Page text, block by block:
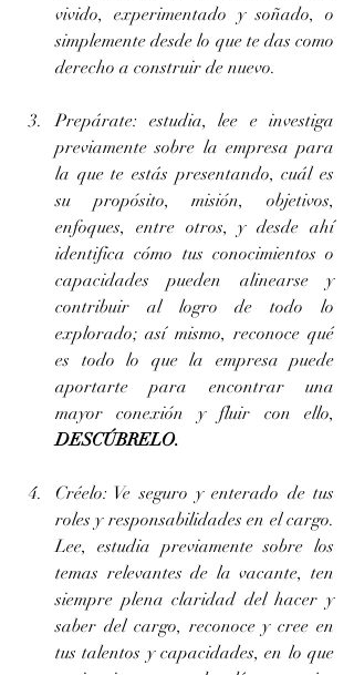
vivido, experimentado y soñado, o
simplemente desde lo que te das como
derecho a construir de nuevo.
Prepárate: estudia, lee e investiga
previamente sobre la empresa para
la que te estás presentando, cuál es
su propósito, misión, objetivos,
enfoques, entre otros, y desde ahí
identifica cómo tus conocimientos o
capacidades pueden alinearse y
contribuir al logro de todo lo
explorado; así mismo, reconoce qué
es todo lo que la empresa puede
aportarte para encontrar una
DESCÚBRELO.
Créelo: Ve seguro y enterado de tus
roles y responsabilidades en el cargo.
Lee, estudia previamente sobre los
temas relevantes de la vacante, ten
siempre plena claridad del hacer y
saber del cargo, reconoce y cree en
tus talentos y capacidades, en lo que